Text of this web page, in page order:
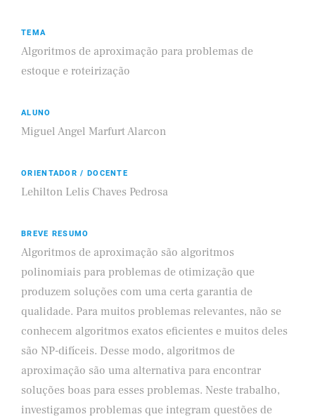
TEMA
Algoritmos de aproximação para problemas de
estoque e roteirização
ALUNO
Miguel Angel Marfurt Alarcon
ORIENTADOR / DOCENTE
Lehilton Lelis Chaves Pedrosa
BREVE RESUMO
Algoritmos de aproximação são algoritmos
polinomiais para problemas de otimização que
produzem soluções com uma certa garantia de
qualidade. Para muitos problemas relevantes, não se
conhecem algoritmos exatos eficientes e muitos deles
são NP-difíceis. Desse modo, algoritmos de
aproximação são uma alternativa para encontrar
soluções boas para esses problemas. Neste trabalho,
investigamos problemas que integram questões de